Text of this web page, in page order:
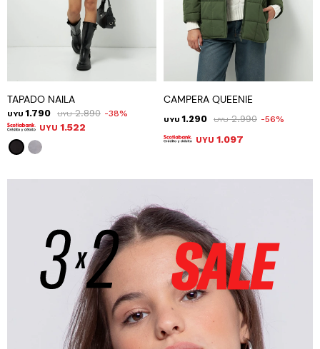
TAPADO NAILA
UYU 1.790 UYU 2.890 38
UYU 1.522
CAMPERA QUEENIE
UYU 1.290 UYU 2.990 56
UYU 1.097